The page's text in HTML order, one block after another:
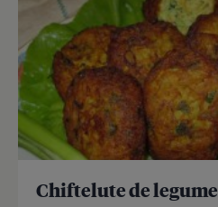
Chiftelute de legume